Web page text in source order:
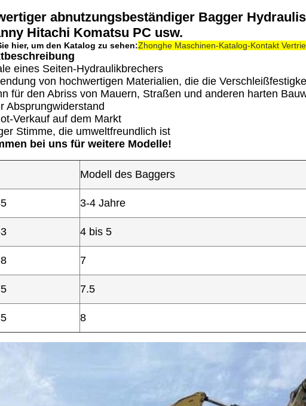
abnutzungsbeständiger Bagger
Hitachi Komatsu PC usw.
hier, um den Katalog zu sehen:Zhonghe Maschinen-Katalog-Kontakt
eines Seiten-Hydraulikbrechers
von hochwertigen Materialien, die die
für den Abriss von Mauern, Straßen und anderen harten
Absprungwiderstand
Verkauf auf dem Markt
Stimme, die umweltfreundlich ist
bei uns für weitere Modelle!
Modell des Baggers
3-4 Jahre
4 bis 5
7
7.5
8